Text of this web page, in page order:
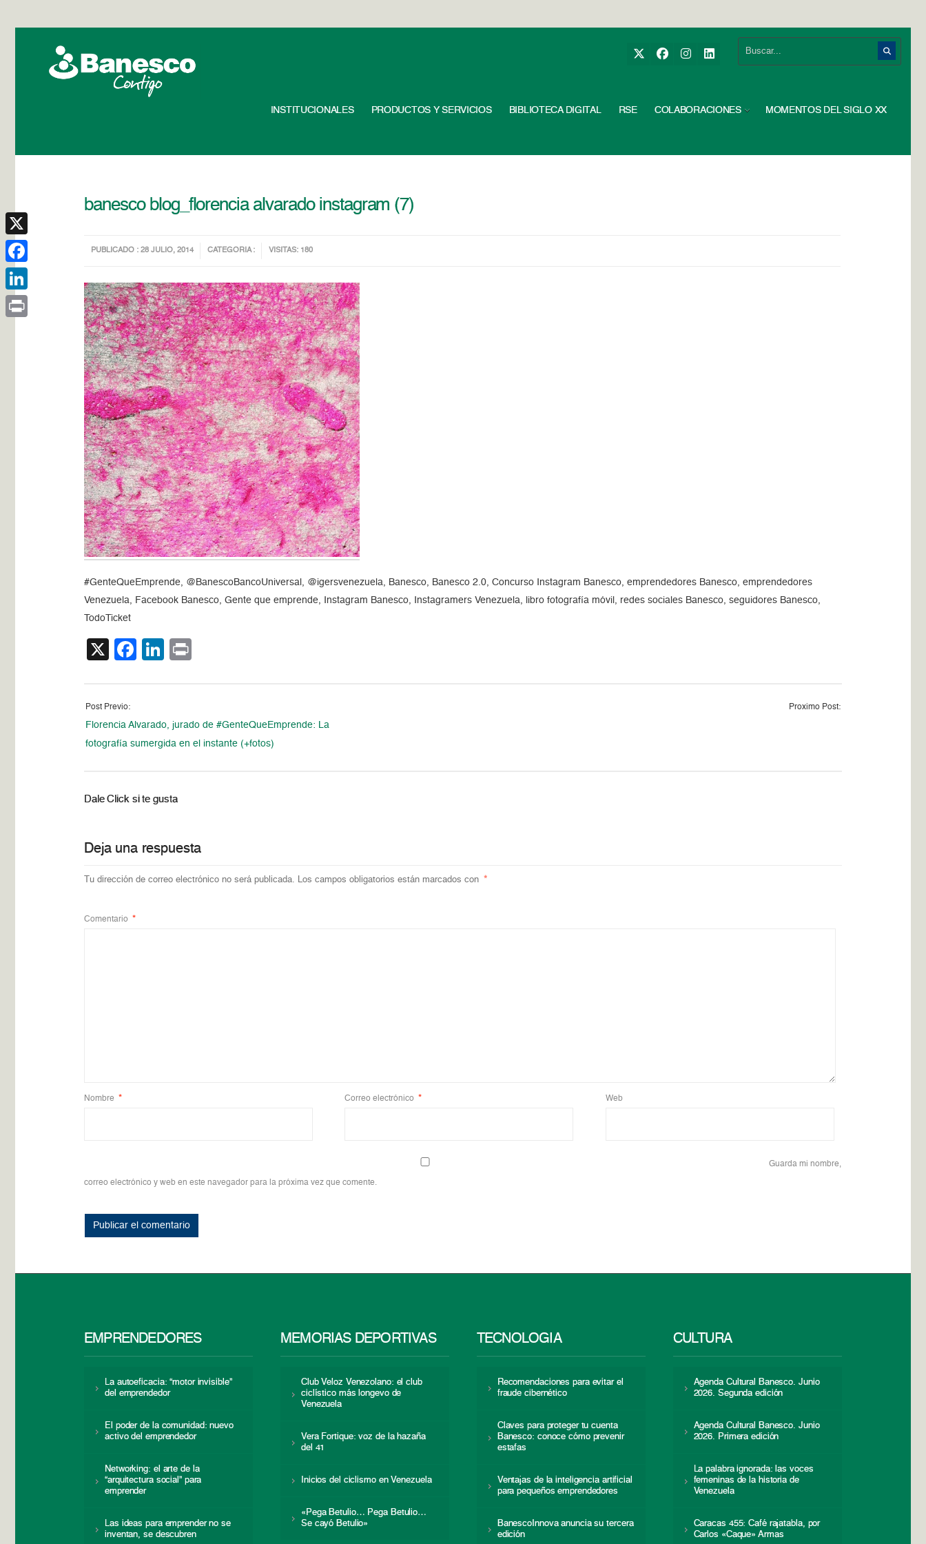
INSTITUCIONALES PRODUCTOS Y SERVICIOS BIBLIOTECA DIGITAL RSE COLABORACIONES MOMENTOS DEL SIGLO XX
banesco blog_florencia alvarado instagram (7)
PUBLICADO : 28 JULIO, 2014 CATEGORIA : VISITAS: 180
#GenteQueEmprende, @BanescoBancoUniversal, @igersvenezuela, Banesco, Banesco 2.0, Concurso Instagram Banesco, emprendedores Banesco, emprendedores
Venezuela, Facebook Banesco, Gente que emprende, Instagram Banesco, Instagramers Venezuela, libro fotografía móvil, redes sociales Banesco, seguidores Banesco,
TodoTicket
X Facebook
LinkedIn
Post Previo:
Florencia Alvarado, jurado de #GenteQueEmprende: La
fotografía sumergida en el instante (+fotos)
Proximo Post:
Dale Click si te gusta
Deja una respuesta
Tu dirección de correo electrónico no será publicada. Los campos obligatorios están marcados con *
Comentario *
Nombre * Correo electrónico * Web
Guarda mi nombre,
correo electrónico y web en este navegador para la próxima vez que comente.
EMPRENDEDORES
La autoeficacia: “motor invisible”
del emprendedor
El poder de la comunidad: nuevo
activo del emprendedor
Networking: el arte de la
“arquitectura social” para
emprender
Las ideas para emprender no se
inventan, se descubren
MEMORIAS DEPORTIVAS
Club Veloz Venezolano: el club
ciclístico más longevo de
Venezuela
Vera Fortique: voz de la hazaña
del 41
Inicios del ciclismo en Venezuela
«Pega Betulio… Pega Betulio…
Se cayó Betulio»
TECNOLOGÍA
Recomendaciones para evitar el
fraude cibernético
Claves para proteger tu cuenta
Banesco: conoce cómo prevenir
estafas
Ventajas de la inteligencia artificial
para pequeños emprendedores
BanescoInnova anuncia su tercera
edición
CULTURA
Agenda Cultural Banesco. Junio
2026. Segunda edición
Agenda Cultural Banesco. Junio
2026. Primera edición
La palabra ignorada: las voces
femeninas de la historia de
Venezuela
Caracas 455: Café rajatabla, por
Carlos «Caque» Armas
X
Facebook
LinkedIn